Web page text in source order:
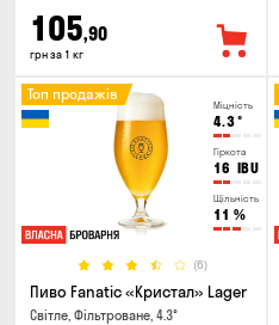
105,90
грн за 1 кг
Міцність
4.3°
Гіркота
16 IBU
Щільність
11 %
(6)
Топ продажів
Пиво Fanatic «Кристал» Lager
Світле, Фільтроване, 4.3°